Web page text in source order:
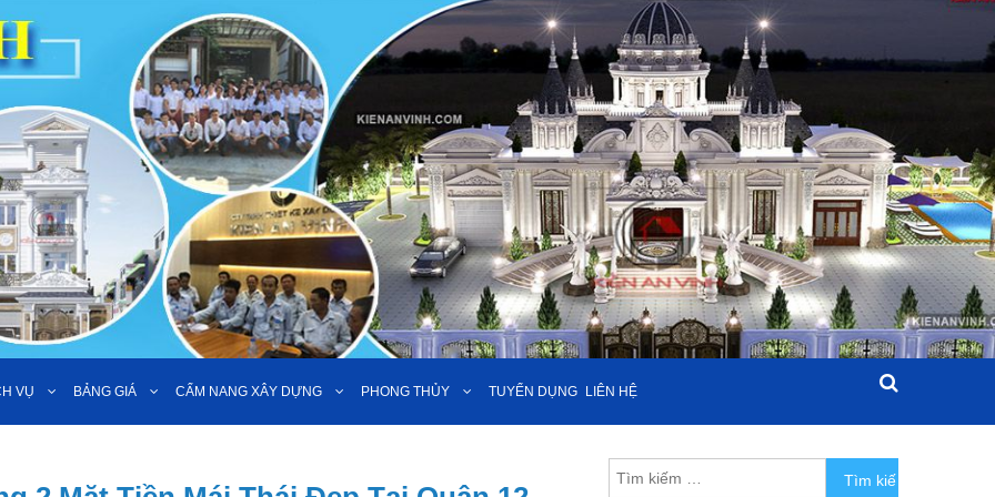
VỤ BẢNG GIÁ CẨM NANG XÂY DỰNG PHONG THỦY TUYỂN DỤNG LIÊN HỆ
Tìm kiếm cho: